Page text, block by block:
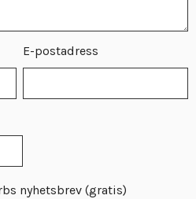
E-postadress
nyhetsbrev (gratis)